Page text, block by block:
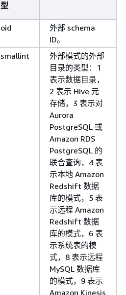
型
oid
外部 schema
ID。
smallint
外部模式的外部
目录的类型：1
表示数据目录，
2 表示 Hive 元
存储，3 表示对
Aurora
PostgreSQL 或
Amazon RDS
PostgreSQL 的
联合查询，4 表
示本地 Amazon
Redshift 数据
库的模式，5 表
示远程 Amazon
Redshift 数据
库的模式，6 表
示系统表的模
式，8 表示远程
MySQL 数据库
的模式，9 表示
Amazon Kinesis